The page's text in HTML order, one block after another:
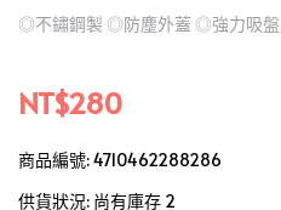
◎不鏽鋼製 ◎防塵外蓋 ◎強力吸盤
NT$280
商品編號:4710462288286
供貨狀況: 尚有庫存 2